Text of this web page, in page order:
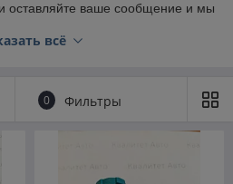
оставляйте ваше сообщение и мы
специальные
всё
0 Фильтры